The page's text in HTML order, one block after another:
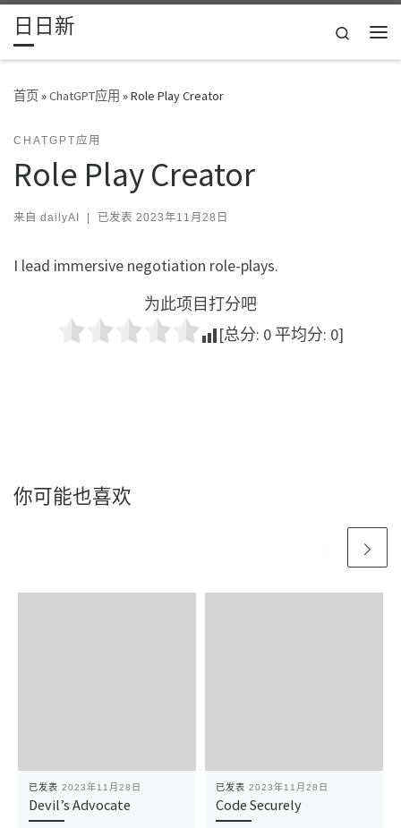
Skip to content
日日新
Search
首页»ChatGPT应用 »Role Play Creator
CHATGPT应用
Role Play Creator
来自 dailyAI | 已发表 2023年11月28日
I lead immersive negotiation role-plays.
为此项目打分吧
[总分: 0 平均分: 0]
你可能也喜欢
已发表 2023年11月28日
Devil’s Advocate
已发表 2023年11月28日
Code Securely